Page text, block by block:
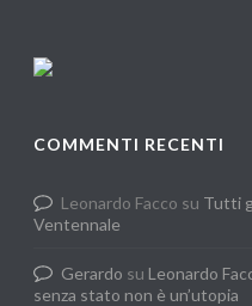
COMMENTI RECENTI
Leonardo Facco su Tutti
Ventennale
Gerardo su Leonardo
senza stato non è un’utopia